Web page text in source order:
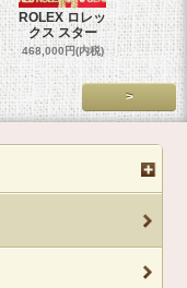
ROLEX ロレッ
クス スター
468,000円(内税)
ROLEX
クス
458,000円
>